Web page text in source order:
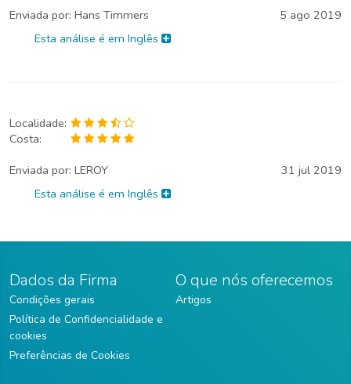
Enviada por: Hans Timmers
5 ago 2019
Esta análise é em Inglês
Localidade:
Costa:
Enviada por: LEROY
31 jul 2019
Esta análise é em Inglês
Dados da Firma
Condições gerais
Política de Confidencialidade e
cookies
Preferências de Cookies
O que nós oferecemos
Artigos